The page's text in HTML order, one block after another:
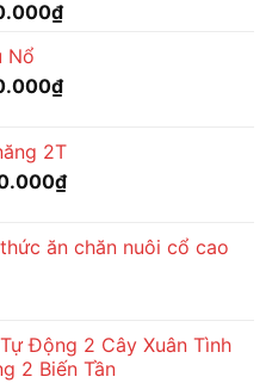
₫Giá
là:
Nổ
₫Giá
là:
1.510.000₫.
2T
₫Giá
là:
ăn chăn nuôi cổ cao
Động 2 Cây Xuân Tình
2 Biến Tần